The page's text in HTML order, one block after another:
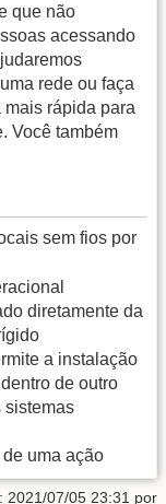
que não
acessando
rede ou faça
rápida para
Você também
sem fios por
diretamente da
a instalação
de outro
sistemas
uma ação
2021/07/05 23:31 por